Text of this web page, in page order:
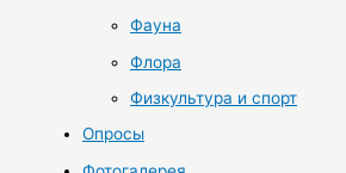
Фауна
Флора
Физкультура и спорт
Опросы